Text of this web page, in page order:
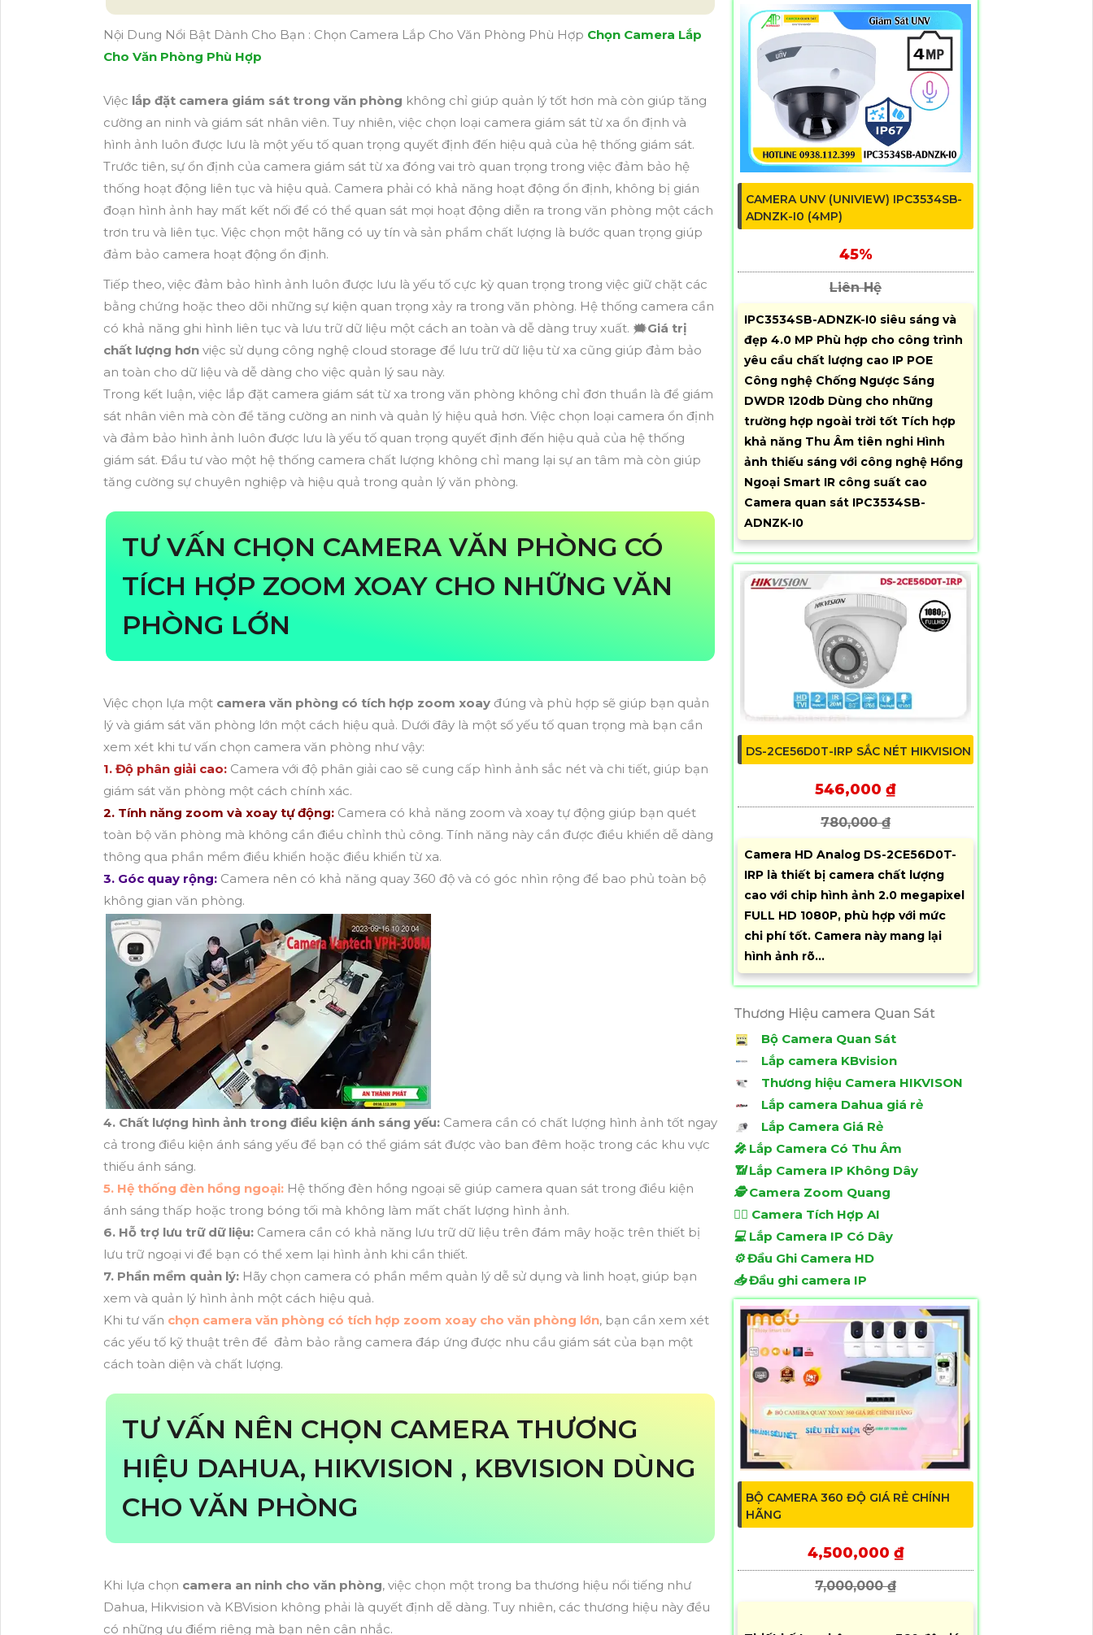
Nội Dung Nổi Bật Dành Cho Bạn : Chọn Camera Lắp Cho Văn Phòng Phù Hợp Chọn Camera Lắp
Cho Văn Phòng Phù Hợp
Việc lắp đặt camera giám sát trong văn phòng không chỉ giúp quản lý tốt hơn mà còn giúp tăng
cường an ninh và giám sát nhân viên. Tuy nhiên, việc chọn loại camera giám sát từ xa ổn định và
hình ảnh luôn được lưu là một yếu tố quan trọng quyết định đến hiệu quả của hệ thống giám sát.
Trước tiên, sự ổn định của camera giám sát từ xa đóng vai trò quan trọng trong việc đảm bảo hệ
thống hoạt động liên tục và hiệu quả. Camera phải có khả năng hoạt động ổn định, không bị gián
đoạn hình ảnh hay mất kết nối để có thể quan sát mọi hoạt động diễn ra trong văn phòng một cách
trơn tru và liên tục. Việc chọn một hãng có uy tín và sản phẩm chất lượng là bước quan trọng giúp
đảm bảo camera hoạt động ổn định.
Tiếp theo, việc đảm bảo hình ảnh luôn được lưu là yếu tố cực kỳ quan trọng trong việc giữ chặt các
bằng chứng hoặc theo dõi những sự kiện quan trọng xảy ra trong văn phòng. Hệ thống camera cần
có khả năng ghi hình liên tục và lưu trữ dữ liệu một cách an toàn và dễ dàng truy xuất. 🗯️Giá trị
chất lượng hơn việc sử dụng công nghệ cloud storage để lưu trữ dữ liệu từ xa cũng giúp đảm bảo
an toàn cho dữ liệu và dễ dàng cho việc quản lý sau này.
Trong kết luận, việc lắp đặt camera giám sát từ xa trong văn phòng không chỉ đơn thuần là để giám
sát nhân viên mà còn để tăng cường an ninh và quản lý hiệu quả hơn. Việc chọn loại camera ổn định
và đảm bảo hình ảnh luôn được lưu là yếu tố quan trọng quyết định đến hiệu quả của hệ thống
giám sát. Đầu tư vào một hệ thống camera chất lượng không chỉ mang lại sự an tâm mà còn giúp
tăng cường sự chuyên nghiệp và hiệu quả trong quản lý văn phòng.
TƯ VẤN CHỌN CAMERA VĂN PHÒNG CÓ
TÍCH HỢP ZOOM XOAY CHO NHỮNG VĂN
PHÒNG LỚN
Việc chọn lựa một camera văn phòng có tích hợp zoom xoay đúng và phù hợp sẽ giúp bạn quản
lý và giám sát văn phòng lớn một cách hiệu quả. Dưới đây là một số yếu tố quan trọng mà bạn cần
xem xét khi tư vấn chọn camera văn phòng như vậy:
1. Độ phân giải cao: Camera với độ phân giải cao sẽ cung cấp hình ảnh sắc nét và chi tiết, giúp bạn
giám sát văn phòng một cách chính xác.
2. Tính năng zoom và xoay tự động: Camera có khả năng zoom và xoay tự động giúp bạn quét
toàn bộ văn phòng mà không cần điều chỉnh thủ công. Tính năng này cần được điều khiển dễ dàng
thông qua phần mềm điều khiển hoặc điều khiển từ xa.
3. Góc quay rộng: Camera nên có khả năng quay 360 độ và có góc nhìn rộng để bao phủ toàn bộ
không gian văn phòng.
4. Chất lượng hình ảnh trong điều kiện ánh sáng yếu: Camera cần có chất lượng hình ảnh tốt ngay
cả trong điều kiện ánh sáng yếu để bạn có thể giám sát được vào ban đêm hoặc trong các khu vực
thiếu ánh sáng.
5. Hệ thống đèn hồng ngoại: Hệ thống đèn hồng ngoại sẽ giúp camera quan sát trong điều kiện
ánh sáng thấp hoặc trong bóng tối mà không làm mất chất lượng hình ảnh.
6. Hỗ trợ lưu trữ dữ liệu: Camera cần có khả năng lưu trữ dữ liệu trên đám mây hoặc trên thiết bị
lưu trữ ngoại vi để bạn có thể xem lại hình ảnh khi cần thiết.
7. Phần mềm quản lý: Hãy chọn camera có phần mềm quản lý dễ sử dụng và linh hoạt, giúp bạn
xem và quản lý hình ảnh một cách hiệu quả.
Khi tư vấn chọn camera văn phòng có tích hợp zoom xoay cho văn phòng lớn, bạn cần xem xét
các yếu tố kỹ thuật trên để đảm bảo rằng camera đáp ứng được nhu cầu giám sát của bạn một
cách toàn diện và chất lượng.
TƯ VẤN NÊN CHỌN CAMERA THƯƠNG
HIỆU DAHUA, HIKVISION , KBVISION DÙNG
CHO VĂN PHÒNG
Khi lựa chọn camera an ninh cho văn phòng, việc chọn một trong ba thương hiệu nổi tiếng như
Dahua, Hikvision và KBVision không phải là quyết định dễ dàng. Tuy nhiên, các thương hiệu này đều
có những ưu điểm riêng mà bạn nên cân nhắc.
CAMERA UNV (UNIVIEW) IPC3534SB-
ADNZK-I0 (4MP)
45%
Liên Hệ
IPC3534SB-ADNZK-I0 siêu sáng và
đẹp 4.0 MP Phù hợp cho công trình
yêu cầu chất lượng cao IP POE
Công nghệ Chống Ngược Sáng
DWDR 120db Dùng cho những
trường hợp ngoài trời tốt Tích hợp
khả năng Thu Âm tiên nghi Hình
ảnh thiếu sáng với công nghệ Hồng
Ngoại Smart IR công suất cao
Camera quan sát IPC3534SB-
ADNZK-I0
DS-2CE56D0T-IRP SẮC NÉT HIKVISION
546,000 ₫
780,000 ₫
Camera HD Analog DS-2CE56D0T-
IRP là thiết bị camera chất lượng
cao với chip hình ảnh 2.0 megapixel
FULL HD 1080P, phù hợp với mức
chi phí tốt. Camera này mang lại
hình ảnh rõ...
Thương Hiệu camera Quan Sát
Bộ Camera Quan Sát
Lắp camera KBvision
Thương hiệu Camera HIKVISON
Lắp camera Dahua giá rẻ
Lắp Camera Giá Rẻ
️🎤️ Lắp Camera Có Thu Âm
📶Lắp Camera IP Không Dây
🕵️Camera Zoom Quang
🧛‍♀️ Camera Tích Hợp AI
💻Lắp Camera IP Có Dây
⚙️Đầu Ghi Camera HD
📥Đầu ghi camera IP
BỘ CAMERA 360 ĐỘ GIÁ RẺ CHÍNH
HÃNG
4,500,000 ₫
7,000,000 ₫